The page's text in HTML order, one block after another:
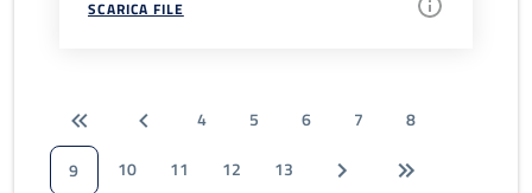
SCARICA FILE
4 5 6 7
8
9
10 11 12 13